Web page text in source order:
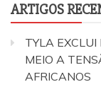
ARTIGOS
TYLA
MEIO A
AFRICANOS